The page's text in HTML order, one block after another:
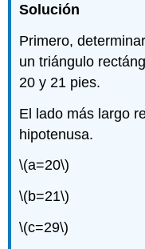
Solución
Primero,
un triángulo
20 y 21 pies.
El lado más largo
hipotenusa.
\(a=20\)
\(b=21\)
\(c=29\)